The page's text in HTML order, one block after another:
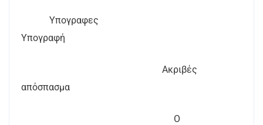
Υπογραφες
Υπογραφή
Ακριβές
απόσπασμα
Ο